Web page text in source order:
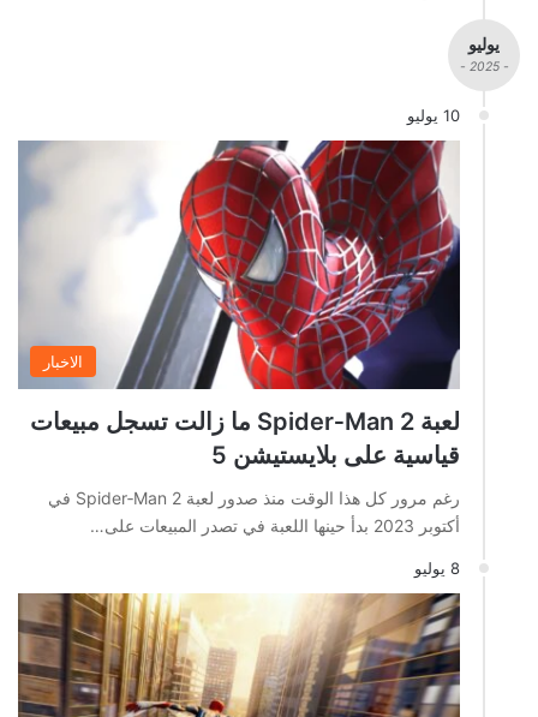
يوليو
- 2025 -
10 يوليو
الاخبار
لعبة Spider‑Man 2 ما زالت تسجل مبيعات
قياسية على بلايستيشن 5
رغم مرور كل هذا الوقت منذ صدور لعبة Spider‑Man 2 في
أكتوبر 2023 بدأ حينها اللعبة في تصدر المبيعات على…
8 يوليو